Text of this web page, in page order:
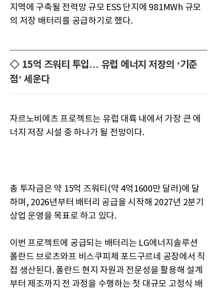
지역에 구축될 전력망 규모 ESS 단지에 981MWh 규모
의 저장 배터리를 공급하기로 했다.
◇ 15억 즈워티 투입… 유럽 에너지 저장의 ‘기준
점’ 세운다
자르노비에츠 프로젝트는 유럽 대륙 내에서 가장 큰 에
너지 저장 시설 중 하나가 될 전망이다.
총 투자금은 약 15억 즈워티(약 4억1600만 달러)에 달
하며, 2026년부터 배터리 공급을 시작해 2027년 2분기
상업 운영을 목표로 하고 있다.
이번 프로젝트에 공급되는 배터리는 LG에너지솔루션
폴란드 브로츠와프 비스쿠피체 포드구르네 공장에서 직
접 생산된다. 폴란드 현지 자원과 전문성을 활용해 설계
부터 제조까지 전 과정을 수행하는 첫 대규모 고정식 배